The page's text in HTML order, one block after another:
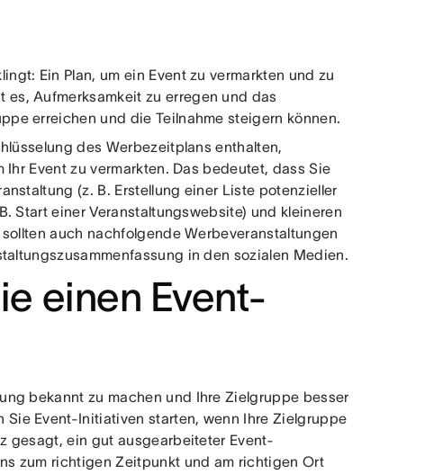
Ein Plan, um ein Event zu vermarkten und zu
Aufmerksamkeit zu erregen und das
erreichen und die Teilnahme steigern können.
des Werbezeitplans enthalten,
Event zu vermarkten. Das bedeutet, dass Sie
(z. B. Erstellung einer Liste potenzieller
Start einer Veranstaltungswebsite) und kleineren
auch nachfolgende Werbeveranstaltungen
in den sozialen Medien.
einen Event-
bekannt zu machen und Ihre Zielgruppe besser
Event-Initiativen starten, wenn Ihre Zielgruppe
gesagt, ein gut ausgearbeiteter Event-
zum richtigen Zeitpunkt und am richtigen Ort